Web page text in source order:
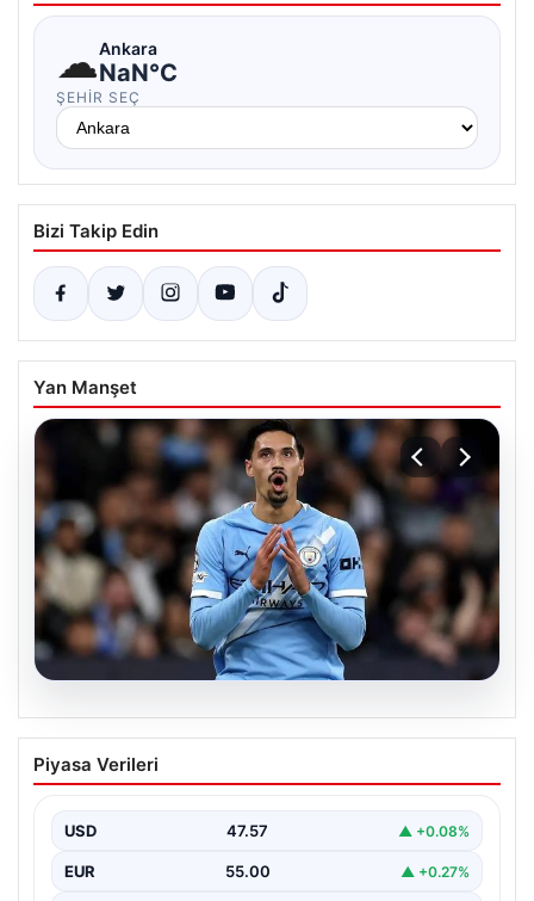
☁Ankara
NaN°C
ŞEHIR SEÇ
Bizi Takip Edin
Yan Manşet
05.08.2026
Galatasaray’da orta sahaya dev isim!
Manchester City’nin yıldızı Tijjani
{"title": "Galatasaray Orta Sahaya Dev Transferle
Reijnders"}, "content": "Yaz…
Piyasa Verileri
USD 47.57 ▲ +0.08%
EUR 55.00 ▲ +0.27%